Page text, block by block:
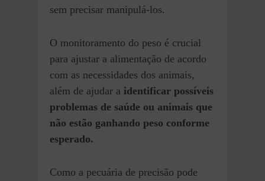
sem precisar manipulá-los.
O monitoramento do peso é crucial
para ajustar a alimentação de acordo
com as necessidades dos animais,
além de ajudar a identificar possíveis
problemas de saúde ou animais que
não estão ganhando peso conforme
esperado.
Como a pecuária de precisão pode